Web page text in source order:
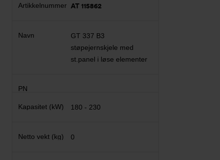
AT 115862
GT 337 B3
støpejernskjele med
st.panel i løse elementer
180 - 230
0